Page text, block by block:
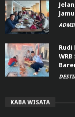
KABA WISATA